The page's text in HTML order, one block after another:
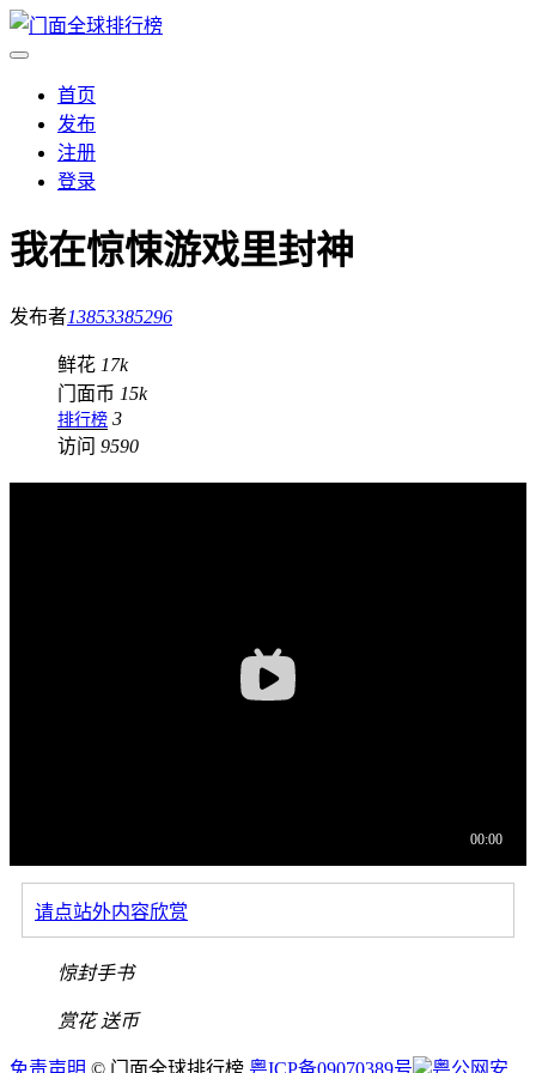
首页
发布
注册
登录
我在惊悚游戏里封神
发布者13853385296
鲜花 17k
门面币 15k
排行榜 3
访问 9590
请点站外内容欣赏
惊封手书
赏花 送币
免责声明 © 门面全球排行榜 粤ICP备09070389号 粤公网安